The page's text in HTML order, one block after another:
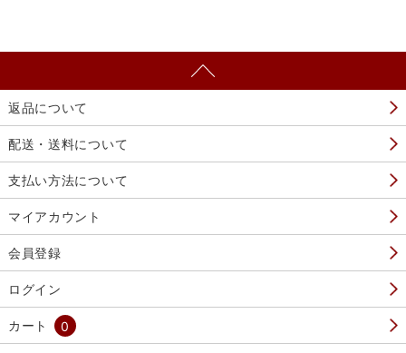
返品について
配送・送料について
支払い方法について
マイアカウント
会員登録
ログイン
カート 0